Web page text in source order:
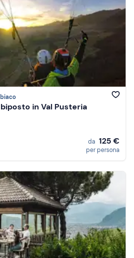
in Val Pusteria
da 125 €
per persona